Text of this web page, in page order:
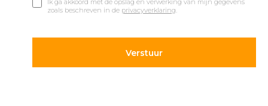
zoals beschreven in de privacyverklaring